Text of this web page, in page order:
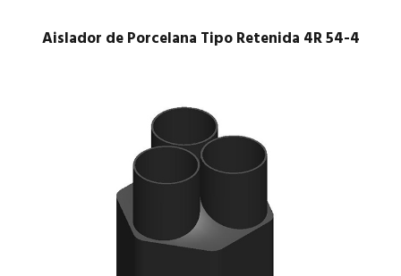
Aislador de Porcelana Tipo Retenida 4R 54-4